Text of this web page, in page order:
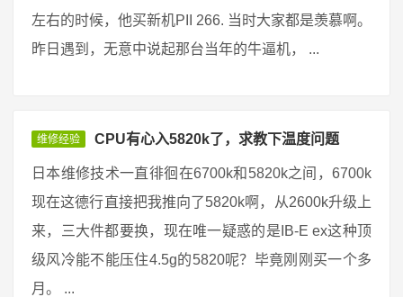
左右的时候，他买新机PII 266. 当时大家都是羡慕啊。
昨日遇到，无意中说起那台当年的牛逼机， ...
维修经验 CPU有心入5820k了，求教下温度问题
日本维修技术一直徘徊在6700k和5820k之间，6700k
现在这德行直接把我推向了5820k啊，从2600k升级上
来，三大件都要换，现在唯一疑惑的是IB-E ex这种顶
级风冷能不能压住4.5g的5820呢？毕竟刚刚买一个多
月。 ...